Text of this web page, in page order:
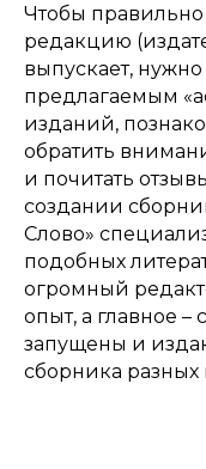
Чтобы правильно
редакцию
выпускает,
предлагаемым
изданий,
обратить
и почитать
создании
Слово»
подобных
огромный
опыт, а главное –
запущены и
сборника